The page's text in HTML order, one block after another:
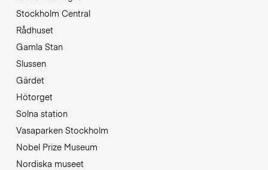
Stockholm Central
Rådhuset
Gamla Stan
Slussen
Gärdet
Hötorget
Solna station
Vasaparken Stockholm
Nobel Prize Museum
Nordiska museet